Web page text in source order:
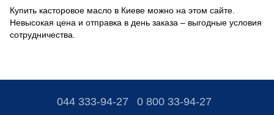
Купить касторовое масло в Киеве можно на этом сайте.
Невысокая цена и отправка в день заказа – выгодные условия
сотрудничества.
044 333-94-27 0 800 33-94-27